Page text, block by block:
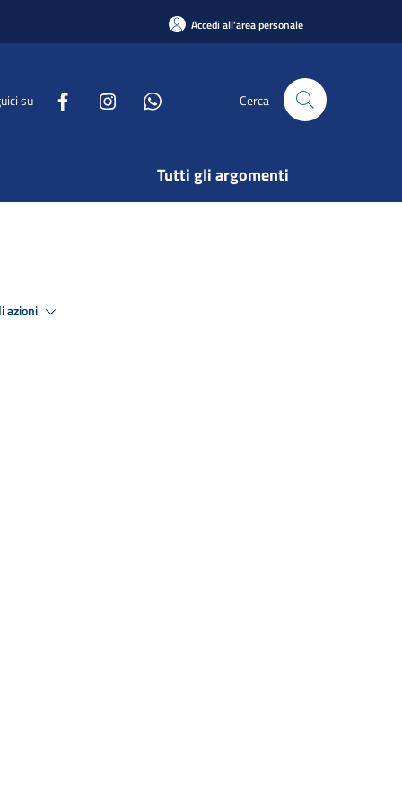
Accedi all'area personale
su Cerca
Tutti gli argomenti
azioni